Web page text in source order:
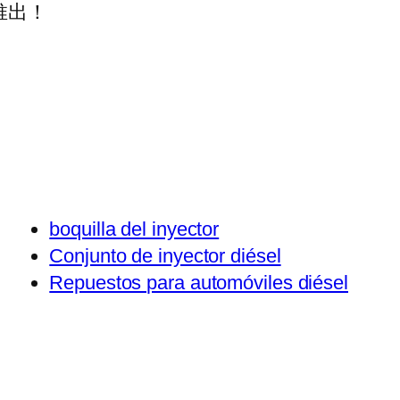
！
boquilla del inyector
Conjunto de inyector diésel
Repuestos para automóviles diésel